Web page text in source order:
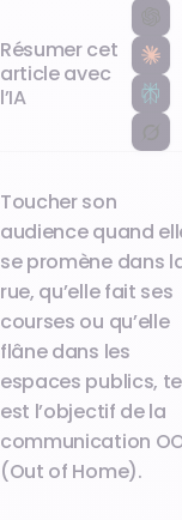
Résumer cet
article avec
l’IA
Toucher son
audience quand
se promène dans
rue, qu’elle fait ses
courses ou qu’elle
flâne dans les
espaces publics,
est l’objectif de la
communication
(Out of Home).